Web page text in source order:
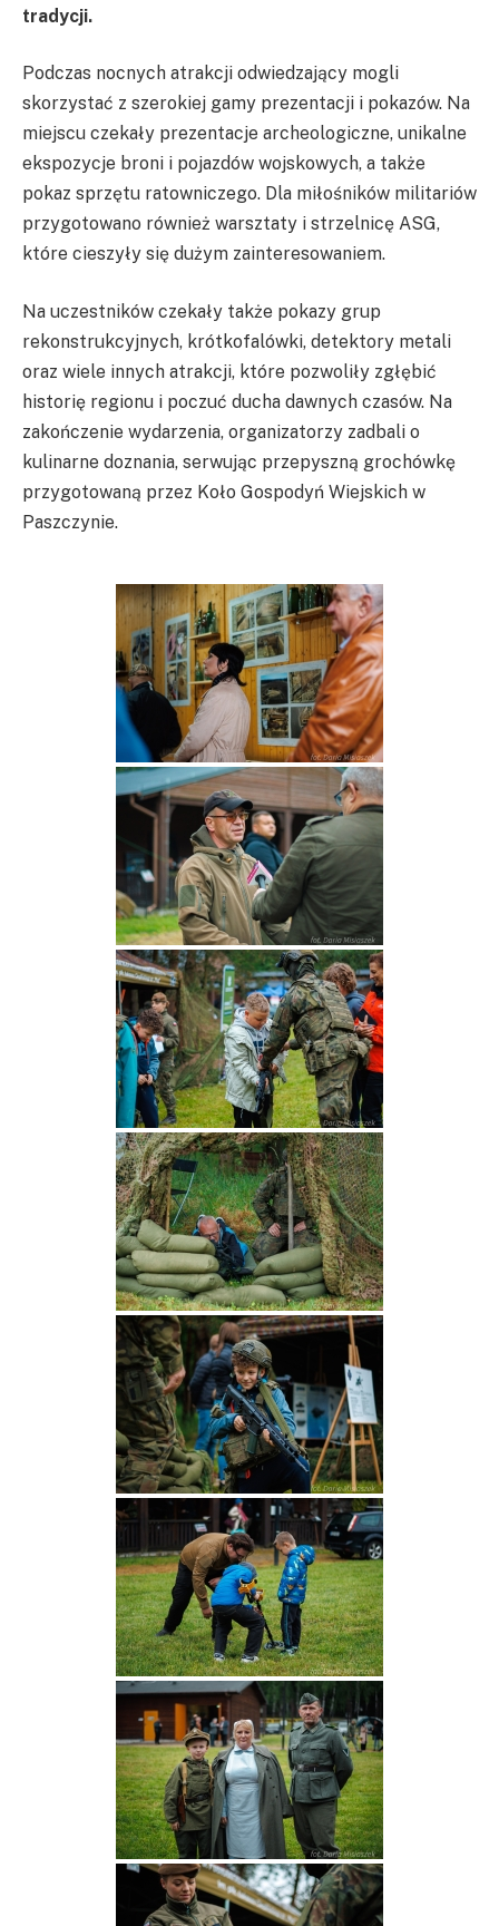
tradycji.
Podczas nocnych atrakcji odwiedzający mogli
skorzystać z szerokiej gamy prezentacji i pokazów. Na
miejscu czekały prezentacje archeologiczne, unikalne
ekspozycje broni i pojazdów wojskowych, a także
pokaz sprzętu ratowniczego. Dla miłośników militariów
przygotowano również warsztaty i strzelnicę ASG,
które cieszyły się dużym zainteresowaniem.
Na uczestników czekały także pokazy grup
rekonstrukcyjnych, krótkofalówki, detektory metali
oraz wiele innych atrakcji, które pozwoliły zgłębić
historię regionu i poczuć ducha dawnych czasów. Na
zakończenie wydarzenia, organizatorzy zadbali o
kulinarne doznania, serwując przepyszną grochówkę
przygotowaną przez Koło Gospodyń Wiejskich w
Paszczynie.